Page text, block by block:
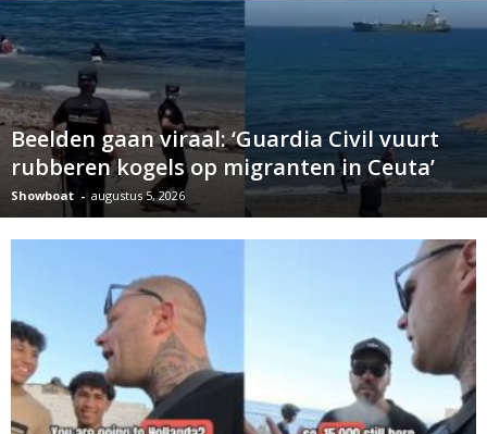
Beelden gaan viraal: ‘Guardia Civil vuurt
rubberen kogels op migranten in Ceuta’
Showboat - augustus 5, 2026